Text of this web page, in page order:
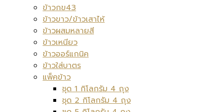
ข้าวกข43
ข้าวขาว/ข้าวเสาไห้
ข้าวผสมหลายสี
ข้าวเหนียว
ข้าวออร์แกนิค
ข้าวใส่บาตร
แพ็คข้าว
ชุด 1 กิโลกรัม 4 ถุง
ชุด 2 กิโลกรัม 4 ถุง